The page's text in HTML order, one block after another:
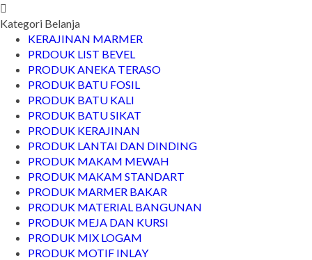
Kategori Belanja
KERAJINAN MARMER
PRDOUK LIST BEVEL
PRODUK ANEKA TERASO
PRODUK BATU FOSIL
PRODUK BATU KALI
PRODUK BATU SIKAT
PRODUK KERAJINAN
PRODUK LANTAI DAN DINDING
PRODUK MAKAM MEWAH
PRODUK MAKAM STANDART
PRODUK MARMER BAKAR
PRODUK MATERIAL BANGUNAN
PRODUK MEJA DAN KURSI
PRODUK MIX LOGAM
PRODUK MOTIF INLAY